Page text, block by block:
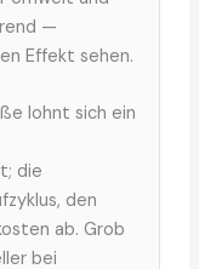
—
Effekt sehen.
lohnt sich ein
die
den
ab. Grob
bei